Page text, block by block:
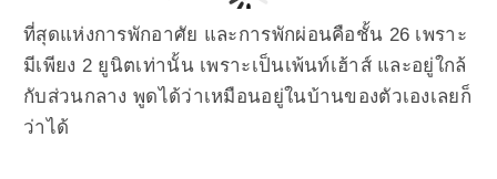
ที่สุดแห่งการพักอาศัย และการพักผ่อนคือชั้น 26 เพราะ
มีเพียง 2 ยูนิตเท่านั้น เพราะเป็นเพ้นท์เฮ้าส์ และอยู่ใกล้
กับส่วนกลาง พูดได้ว่าเหมือนอยู่ในบ้านของตัวเองเลยก็
ว่าได้